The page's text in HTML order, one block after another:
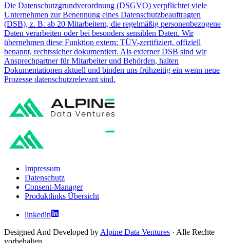
Die Datenschutzgrundverordnung (DSGVO) verpflichtet viele
Unternehmen zur Benennung eines Datenschutzbeauftragten
(DSB), z. B. ab 20 Mitarbeitern, die regelmäßig personenbezogene
Daten verarbeiten oder bei besonders sensiblen Daten. Wir
übernehmen diese Funktion extern: TÜV-zertifiziert, offiziell
benannt, rechtssicher dokumentiert. Als externer DSB sind wir
Ansprechpartner für Mitarbeiter und Behörden, halten
Dokumentationen aktuell und binden uns frühzeitig ein wenn neue
Prozesse datenschutzrelevant sind.
Impressum
Datenschutz
Consent-Manager
Produktlinks Übersicht
linkedin
Designed And Developed by Alpine Data Ventures · Alle Rechte
vorbehalten.